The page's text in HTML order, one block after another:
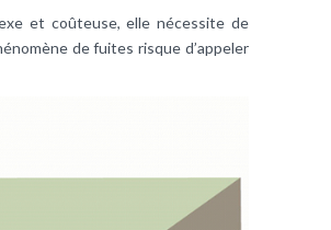
et coûteuse, elle nécessite de
de fuites risque d’appeler